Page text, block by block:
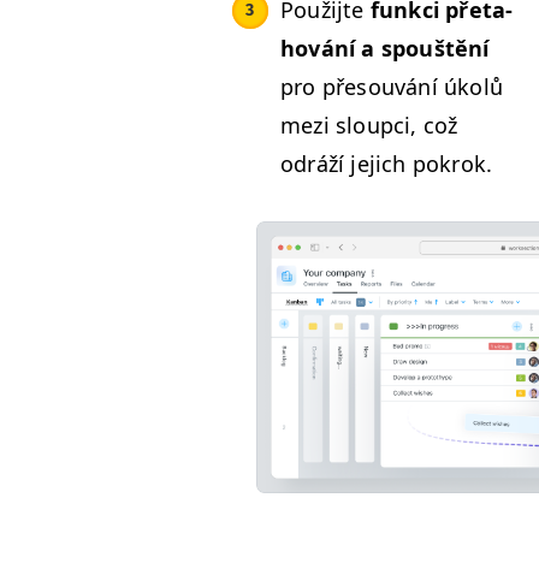
Použi­jte funkci pře­ta­
hování a spouštění
pro pře­sou­vání úkolů
mezi sloup­ci, což
odráží jejich pokrok.